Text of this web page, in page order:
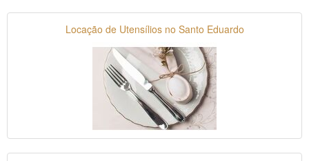
Locação de Utensílios no Santo Eduardo